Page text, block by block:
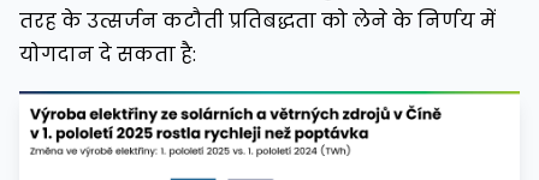
तरह के उत्सर्जन कटौती प्रतिबद्धता को लेने के निर्णय में
योगदान दे सकता है: